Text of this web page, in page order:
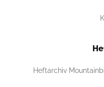
Heftarchiv